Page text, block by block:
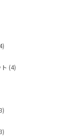
(4)